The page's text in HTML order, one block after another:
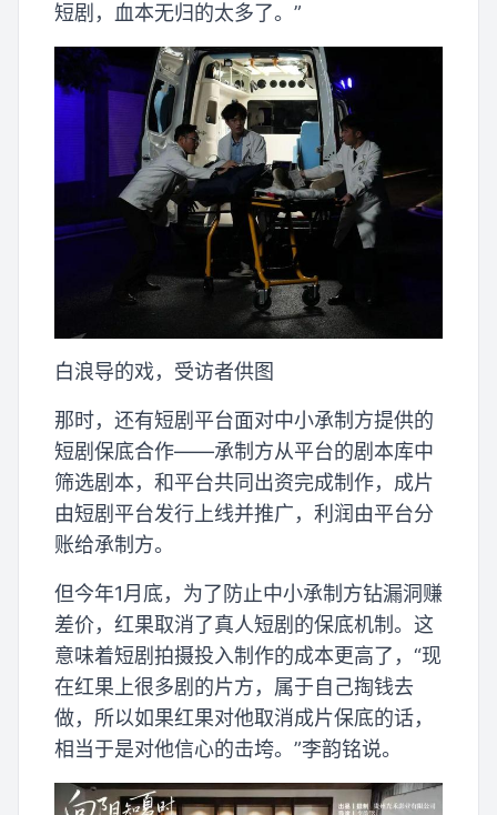
短剧，血本无归的太多了。”
白浪导的戏，受访者供图
那时，还有短剧平台面对中小承制方提供的
短剧保底合作——承制方从平台的剧本库中
筛选剧本，和平台共同出资完成制作，成片
由短剧平台发行上线并推广，利润由平台分
账给承制方。
但今年1月底，为了防止中小承制方钻漏洞赚
差价，红果取消了真人短剧的保底机制。这
意味着短剧拍摄投入制作的成本更高了，“现
在红果上很多剧的片方，属于自己掏钱去
做，所以如果红果对他取消成片保底的话，
相当于是对他信心的击垮。”李韵铭说。